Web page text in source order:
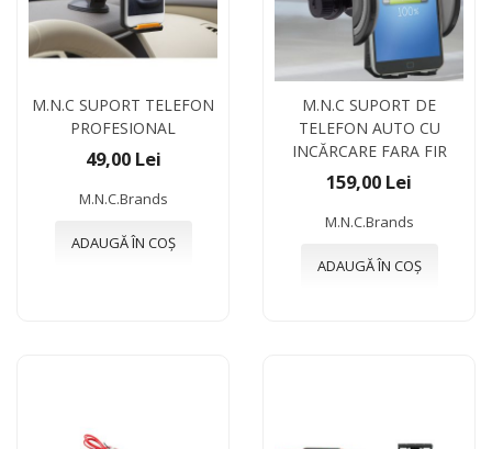
M.N.C SUPORT TELEFON
PROFESIONAL
49,00 Lei
M.N.C.Brands
ADAUGĂ ÎN COȘ
M.N.C SUPORT DE
TELEFON AUTO CU
INCĂRCARE FARA FIR
159,00 Lei
M.N.C.Brands
ADAUGĂ ÎN COȘ